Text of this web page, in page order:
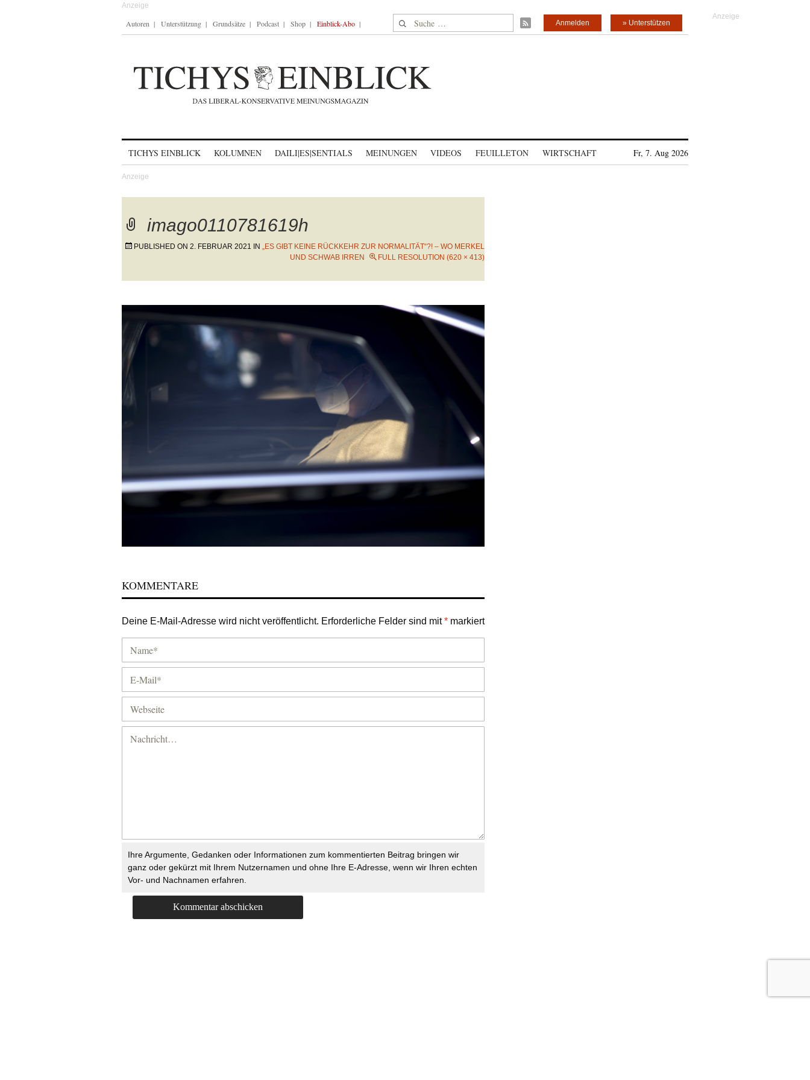
Autoren Unterstützung Grundsätze Podcast Shop Einblick-Abo Suche nach: » Unterstützen
Anmelden
TICHYS EINBLICK KOLUMNEN DAILI|ES|SENTIALS MEINUNGEN VIDEOS FEUILLETON WIRTSCHAFT Fr, 7. Aug 2026
imago0110781619h
PUBLISHED ON 2. FEBRUAR 2021 IN „ES GIBT KEINE RÜCKKEHR ZUR NORMALITÄT“?! – WO MERKEL
UND SCHWAB IRREN
FULL RESOLUTION (620 × 413)
KOMMENTARE
Deine E-Mail-Adresse wird nicht veröffentlicht. Erforderliche Felder sind mit* markiert
Ihre Argumente, Gedanken oder Informationen zum kommentierten Beitrag bringen wir
ganz oder gekürzt mit Ihrem Nutzernamen und ohne Ihre E-Adresse, wenn wir Ihren echten
Vor- und Nachnamen erfahren.